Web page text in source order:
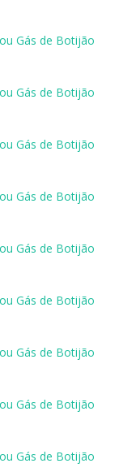
Gás de Botijão
Gás de Botijão
Gás de Botijão
Gás de Botijão
Gás de Botijão
Gás de Botijão
Gás de Botijão
Gás de Botijão
Gás de Botijão